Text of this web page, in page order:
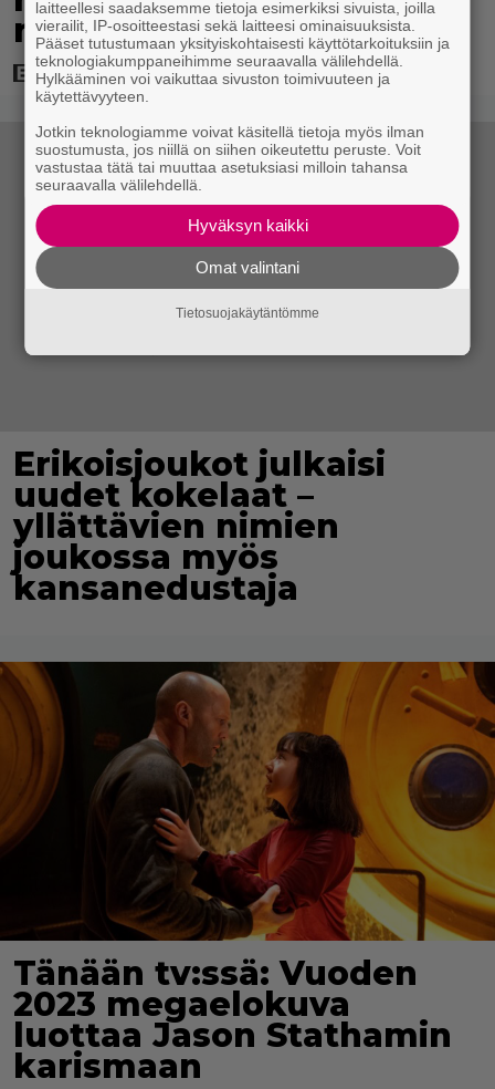
nykyaikainen kännykkä
Erikoisjoukot julkaisi
uudet kokelaat –
yllättävien nimien
joukossa myös
kansanedustaja
Tänään tv:ssä: Vuoden
2023 megaelokuva
luottaa Jason Stathamin
karismaan
laitteellesi saadaksemme tietoja esimerkiksi sivuista, joilla
vierailit, IP-osoitteestasi sekä laitteesi ominaisuuksista.
Pääset tutustumaan yksityiskohtaisesti käyttötarkoituksiin ja
teknologiakumppaneihimme seuraavalla välilehdellä.
Hylkääminen voi vaikuttaa sivuston toimivuuteen ja
käytettävyyteen.
Jotkin teknologiamme voivat käsitellä tietoja myös ilman
suostumusta, jos niillä on siihen oikeutettu peruste. Voit
vastustaa tätä tai muuttaa asetuksiasi milloin tahansa
seuraavalla välilehdellä.
Hyväksyn kaikki
Omat valintani
Tietosuojakäytäntömme